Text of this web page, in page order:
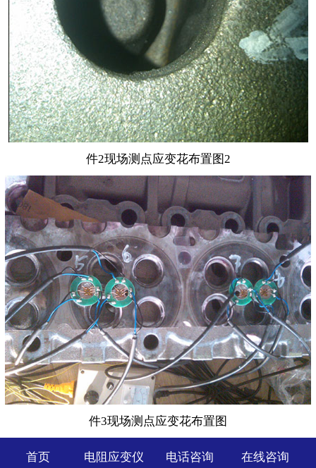
件2现场测点应变花布置图2
件3现场测点应变花布置图
首页 电阻应变仪 电话咨询 在线咨询